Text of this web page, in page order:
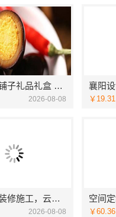
选择欣果铺子礼品礼盒 经营灵活多重收益
2026-08-08 ￥19.31
优秀全包装修施工，云南至高新型建材有限公司标准化团队全程管控
2026-08-08 ￥60.36